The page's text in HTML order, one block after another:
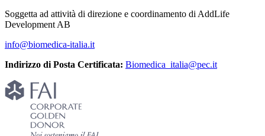
Soggetta ad attività di direzione e coordinamento di AddLife
Development AB
info@biomedica-italia.it
Indirizzo di Posta Certificata: Biomedica_italia@pec.it